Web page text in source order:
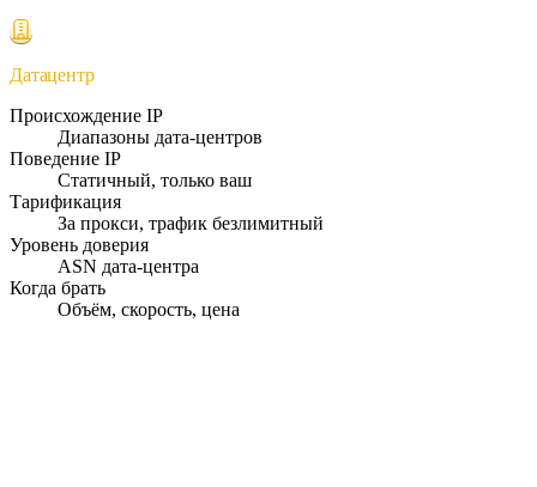
Датацентр
Происхождение IP
Диапазоны дата-центров
Поведение IP
Статичный, только ваш
Тарификация
За прокси, трафик безлимитный
Уровень доверия
ASN дата-центра
Когда брать
Объём, скорость, цена